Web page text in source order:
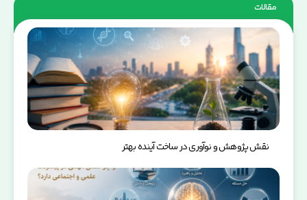
مقالات
نقش پژوهش و نوآوری در ساخت آینده بهتر